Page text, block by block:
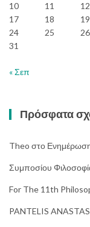
10
11 12
17
18 19
24
25 26
31
« Σεπ
Πρόσφατα
Theo στο
Συμποσίου
For The 11th
PANTELIS